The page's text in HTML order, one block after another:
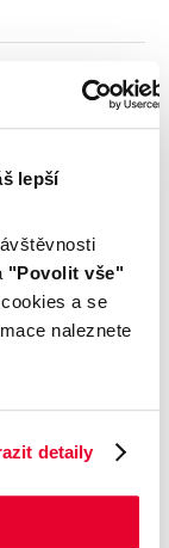
lepší
"Povolit vše"
a se
naleznete
detaily